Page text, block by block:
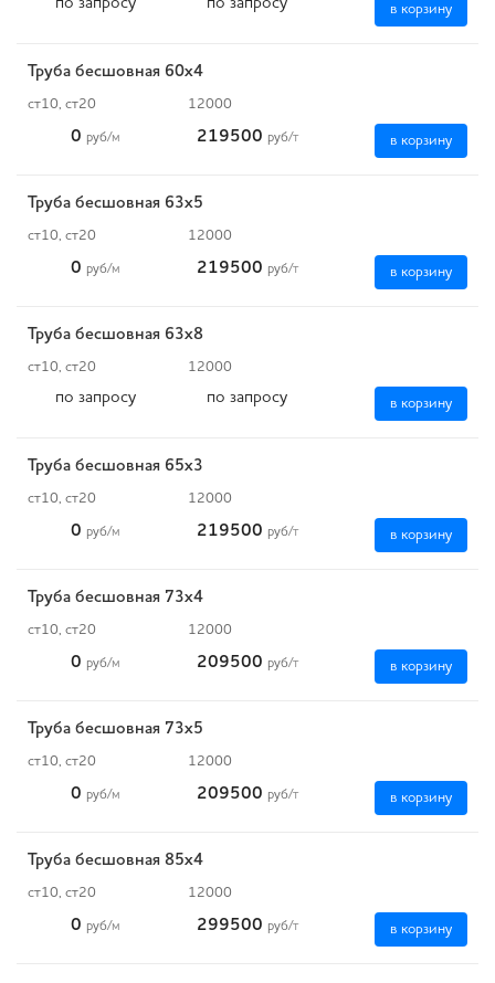
по запросу по запросу в корзину
Труба бесшовная 60х4
ст10, ст20 12000
0 руб/м 219500 руб/т в корзину
Труба бесшовная 63х5
ст10, ст20 12000
0 руб/м 219500 руб/т в корзину
Труба бесшовная 63х8
ст10, ст20 12000
по запросу по запросу в корзину
Труба бесшовная 65х3
ст10, ст20 12000
0 руб/м 219500 руб/т в корзину
Труба бесшовная 73х4
ст10, ст20 12000
0 руб/м 209500 руб/т в корзину
Труба бесшовная 73х5
ст10, ст20 12000
0 руб/м 209500 руб/т в корзину
Труба бесшовная 85х4
ст10, ст20 12000
0 руб/м 299500 руб/т в корзину